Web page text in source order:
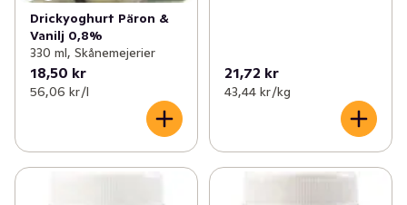
Drickyoghurt Päron &
Vanilj 0,8%
330 ml, Skånemejerier
18,50 kr
56,06 kr /l
21,72 kr
43,44 kr /kg